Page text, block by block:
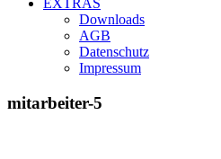
EXTRAS
Downloads
AGB
Datenschutz
Impressum
mitarbeiter-5